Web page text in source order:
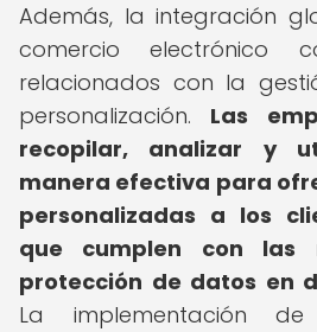
Además, la integración
comercio electrónico
relacionados con la
personalización. Las
recopilar, analizar y
manera efectiva para
personalizadas a los
que cumplen con las
protección de datos en
La implementación